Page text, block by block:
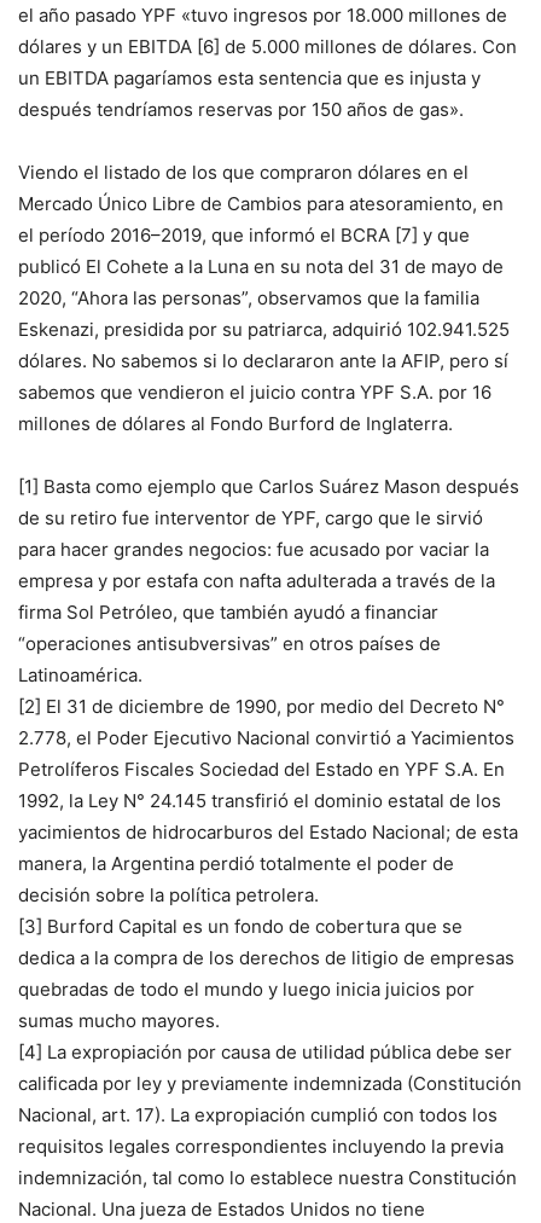
el año pasado YPF «tuvo ingresos por 18.000 millones de
dólares y un EBITDA [6] de 5.000 millones de dólares. Con
un EBITDA pagaríamos esta sentencia que es injusta y
después tendríamos reservas por 150 años de gas».
Viendo el listado de los que compraron dólares en el
Mercado Único Libre de Cambios para atesoramiento, en
el período 2016–2019, que informó el BCRA [7] y que
publicó El Cohete a la Luna en su nota del 31 de mayo de
2020, “Ahora las personas”, observamos que la familia
Eskenazi, presidida por su patriarca, adquirió 102.941.525
dólares. No sabemos si lo declararon ante la AFIP, pero sí
sabemos que vendieron el juicio contra YPF S.A. por 16
millones de dólares al Fondo Burford de Inglaterra.
[1] Basta como ejemplo que Carlos Suárez Mason después
de su retiro fue interventor de YPF, cargo que le sirvió
para hacer grandes negocios: fue acusado por vaciar la
empresa y por estafa con nafta adulterada a través de la
firma Sol Petróleo, que también ayudó a financiar
“operaciones antisubversivas” en otros países de
Latinoamérica.
[2] El 31 de diciembre de 1990, por medio del Decreto N°
2.778, el Poder Ejecutivo Nacional convirtió a Yacimientos
Petrolíferos Fiscales Sociedad del Estado en YPF S.A. En
1992, la Ley N° 24.145 transfirió el dominio estatal de los
yacimientos de hidrocarburos del Estado Nacional; de esta
manera, la Argentina perdió totalmente el poder de
decisión sobre la política petrolera.
[3] Burford Capital es un fondo de cobertura que se
dedica a la compra de los derechos de litigio de empresas
quebradas de todo el mundo y luego inicia juicios por
sumas mucho mayores.
[4] La expropiación por causa de utilidad pública debe ser
calificada por ley y previamente indemnizada (Constitución
Nacional, art. 17). La expropiación cumplió con todos los
requisitos legales correspondientes incluyendo la previa
indemnización, tal como lo establece nuestra Constitución
Nacional. Una jueza de Estados Unidos no tiene